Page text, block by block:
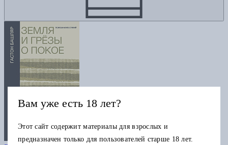
Земля и грёзы о покое
Вам уже есть 18 лет?
Этот сайт содержит материалы для взрослых и
предназначен только для пользователей старше 18 лет.